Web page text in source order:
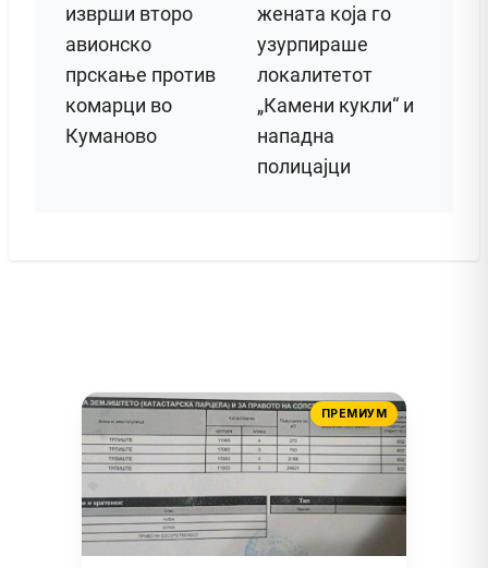
изврши второ
авионско
прскање против
комарци во
Куманово
жената која го
узурпираше
локалитетот
„Камени кукли“ и
нападна
полицајци
ПРЕМИУМ